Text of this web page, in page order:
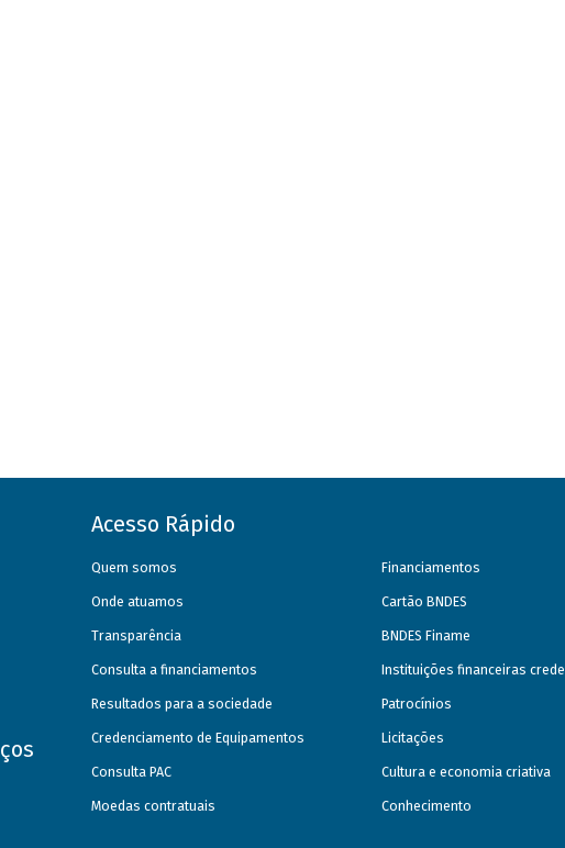
Acesso Rápido
Quem somos
Onde atuamos
Transparência
Consulta a financiamentos
Resultados para a sociedade
Credenciamento de Equipamentos
Consulta PAC
Moedas contratuais
Financiamentos
Cartão BNDES
BNDES Finame
Instituições financeiras
Patrocínios
Licitações
Cultura e economia criativa
Conhecimento